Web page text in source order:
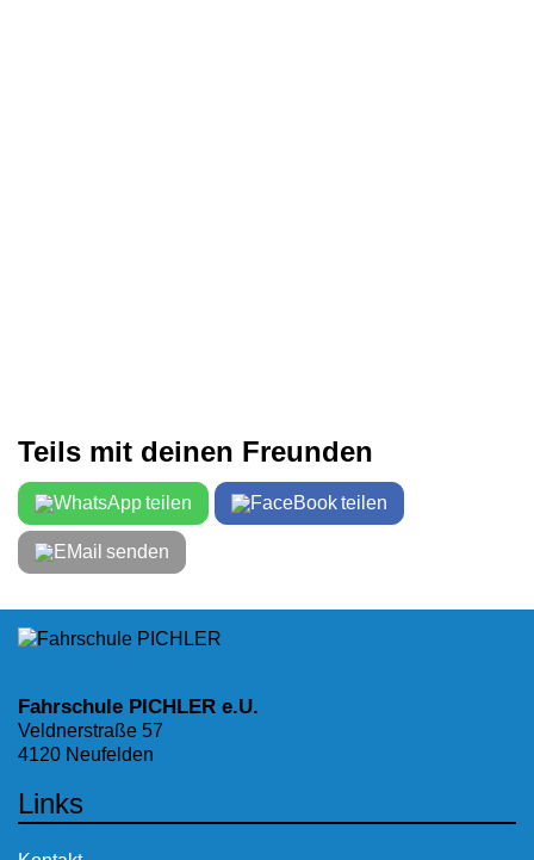
Teils mit deinen Freunden
teilen teilen
senden
Fahrschule PICHLER e.U.
Veldnerstraße 57
4120 Neufelden
Links